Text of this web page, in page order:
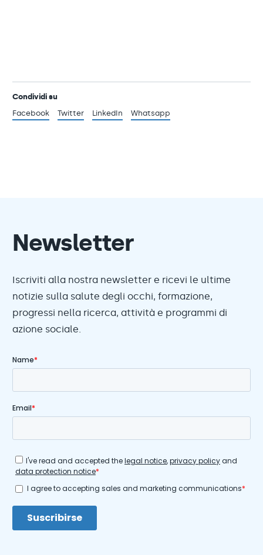
Condividi su
Facebook
Twitter LinkedIn Whatsapp
Newsletter
Iscriviti alla nostra newsletter e ricevi le ultime
notizie sulla salute degli occhi, formazione,
progressi nella ricerca, attività e programmi di
azione sociale.